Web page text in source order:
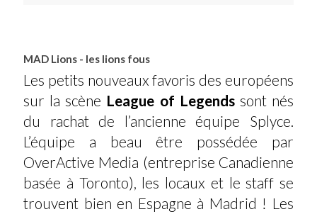
MAD Lions - les lions fous
Les petits nouveaux favoris des européens
sur la scène League of Legendssont nés
du rachat de l’ancienne équipe Splyce.
L’équipe a beau être possédée par
OverActive Media (entreprise Canadienne
basée à Toronto), les locaux et le staff se
trouvent bien en Espagne à Madrid ! Les